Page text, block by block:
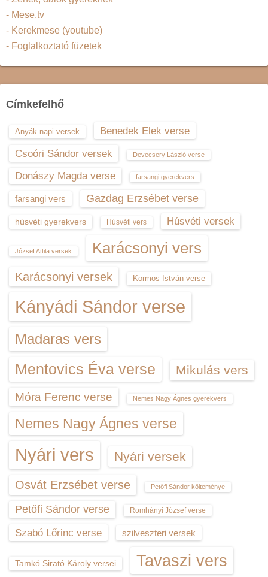
- Mese.tv
- Kerekmese (youtube)
- Foglalkoztató füzetek
Címkefelhő
Anyák napi versek
Benedek Elek verse
Csoóri Sándor versek
Devecsery László verse
Donászy Magda verse farsangi gyerekvers
farsangi vers Gazdag Erzsébet verse
húsvéti gyerekvers Húsvéti vers Húsvéti versek
József Attila versek Karácsonyi vers
Karácsonyi versek Kormos István verse
Kányádi Sándor verse
Madaras vers
Mentovics Éva verse Mikulás vers
Móra Ferenc verse Nemes Nagy Ágnes gyerekvers
Nemes Nagy Ágnes verse
Nyári vers Nyári versek
Osvát Erzsébet verse Petőfi Sándor költeménye
Petőfi Sándor verse Romhányi József verse
Szabó Lőrinc verse szilveszteri versek
Tamkó Sirató Károly versei Tavaszi vers